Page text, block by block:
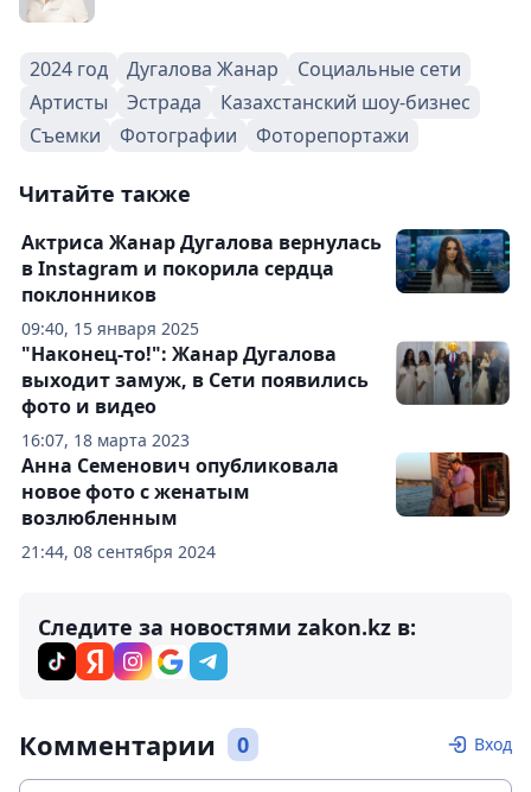
2024 год Дугалова Жанар
Социальные сети
Артисты
Эстрада
Казахстанский шоу-бизнес
Съемки
Фотографии Фоторепортажи
Читайте также
09:40, 15 января 2025
Актриса Жанар Дугалова вернулась
в Instagram и покорила сердца
поклонников
16:07, 18 марта 2023
"Наконец-то!": Жанар Дугалова
выходит замуж, в Сети появились
фото и видео
21:44, 08 сентября 2024
Анна Семенович опубликовала
новое фото с женатым
возлюбленным
Следите за новостями zakon.kz в:
Комментарии 0 Вход